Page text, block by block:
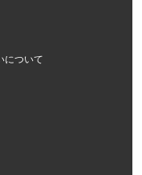
について